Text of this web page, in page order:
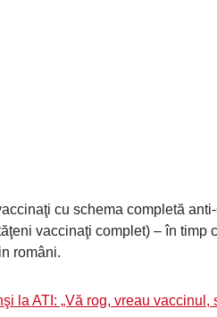
cu schema completă
vaccinaţi complet) – în timp
români.
la ATI: „Vă rog, vreau vaccinul,